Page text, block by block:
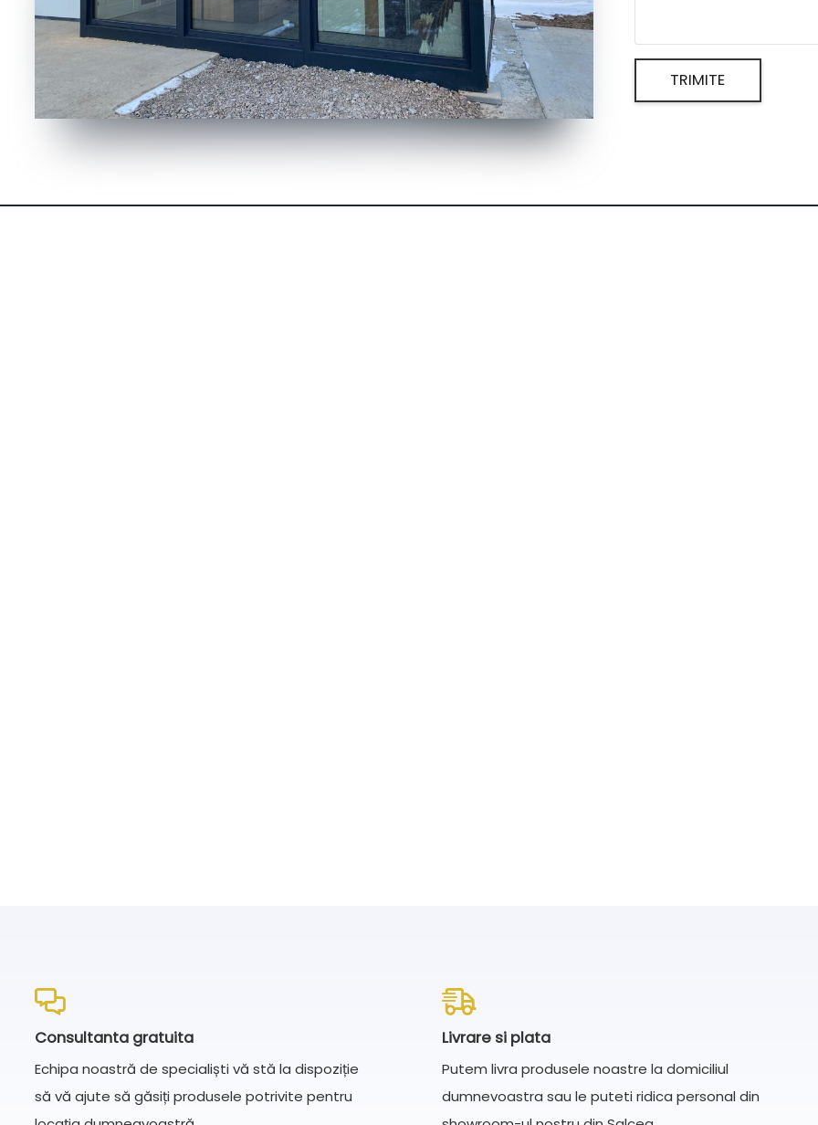
TRIMITE
Consultanta gratuita
Echipa noastră de specialiști vă stă la dispoziție
să vă ajute să găsiți produsele potrivite pentru
Livrare si plata
Putem livra produsele noastre la domiciliul
dumnevoastra sau le puteti ridica personal din